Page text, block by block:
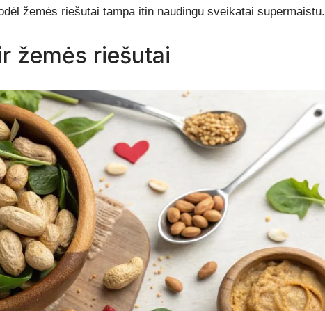
žemės riešutai tampa itin naudingu sveikatai supermaistu.
žemės riešutai